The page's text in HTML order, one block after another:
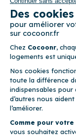
location–CGU –